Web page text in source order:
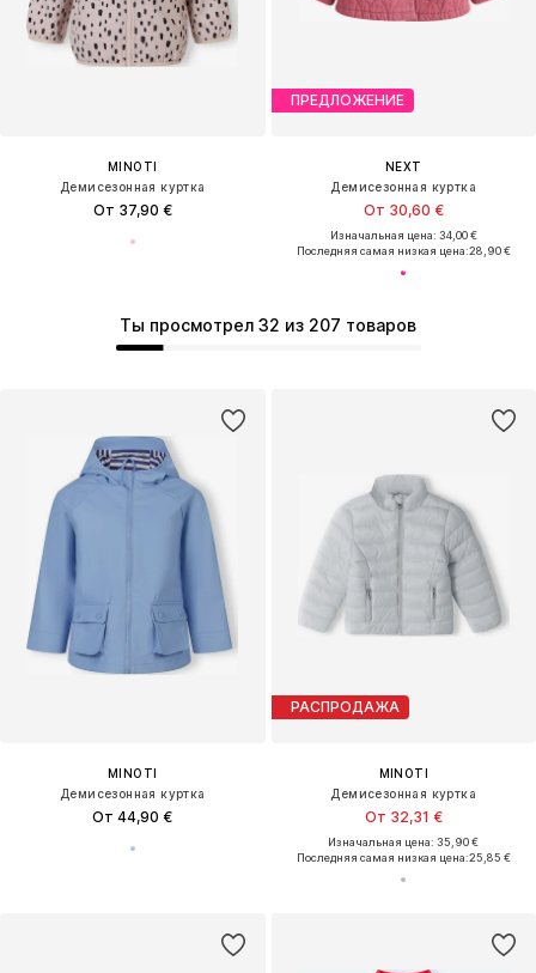
MINOTI
Демисезонная куртка
От 37,90 €
ПРЕДЛОЖЕНИЕ
NEXT
Демисезонная куртка
От 30,60 €
Изначальная цена: 34,00 €
Последняя самая низкая цена:28,90 €
Ты просмотрел 32 из 207 товаров
MINOTI
Демисезонная куртка
От 44,90 €
РАСПРОДАЖА
MINOTI
Демисезонная куртка
От 32,31 €
Изначальная цена: 35,90 €
Последняя самая низкая цена:25,85 €